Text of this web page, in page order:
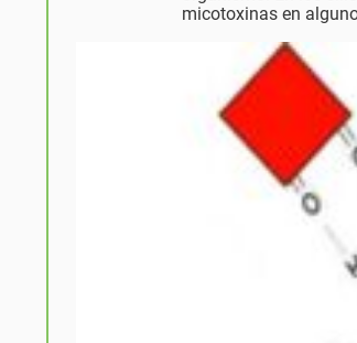
micotoxinas en